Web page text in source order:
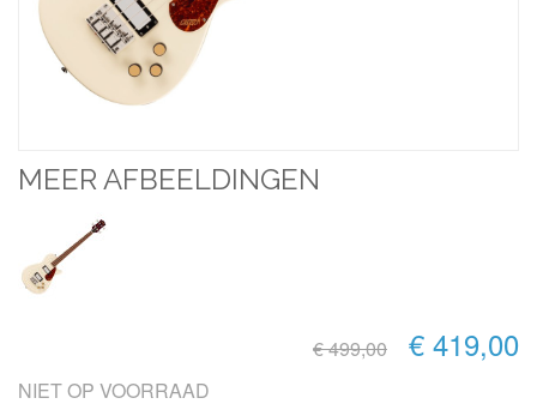
MEER AFBEELDINGEN
€ 499,00 € 419,00
NIET OP VOORRAAD